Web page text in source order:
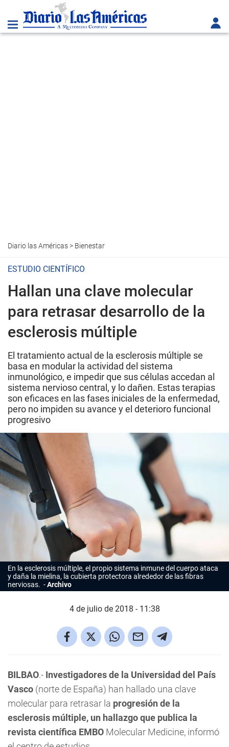
Diario las Américas> Bienestar
ESTUDIO CIENTÍFICO
Hallan una clave molecular
para retrasar desarrollo de la
esclerosis múltiple
El tratamiento actual de la esclerosis múltiple se
basa en modular la actividad del sistema
inmunológico, e impedir que sus células accedan al
sistema nervioso central, y lo dañen. Estas terapias
son eficaces en las fases iniciales de la enfermedad,
pero no impiden su avance y el deterioro funcional
progresivo
En la esclerosis múltiple, el propio sistema inmune del cuerpo ataca
y daña la mielina, la cubierta protectora alrededor de las fibras
nerviosas.
Archivo
4 de julio de 2018 - 11:38
BILBAO.- Investigadores de la Universidad del País
Vasco (norte de España) han hallado una clave
molecular para retrasar la progresión de la
esclerosis múltiple, un hallazgo que publica la
revista científica EMBO Molecular Medicine, informó